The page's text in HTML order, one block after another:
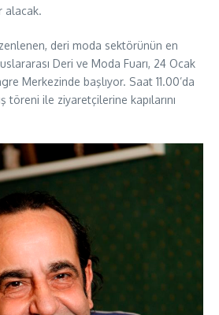
alacak.
deri moda sektörünün en
Deri ve Moda Fuarı, 24 Ocak
Merkezinde başlıyor. Saat 11.00’da
töreni ile ziyaretçilerine kapılarını